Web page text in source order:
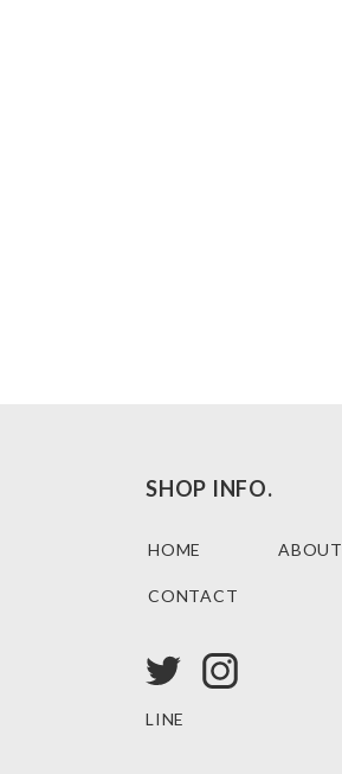
SHOP INFO.
HOME ABOUT
CONTACT
LINE